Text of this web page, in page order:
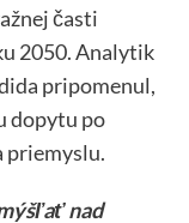
časti
2050. Analytik
pripomenul,
dopytu po
priemyslu.
nad